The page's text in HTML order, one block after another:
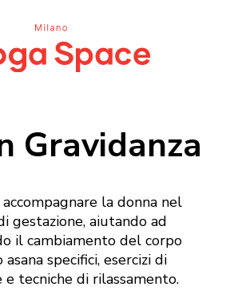
Gravidanza
la donna nel
gestazione, aiutando ad
il cambiamento del corpo
specifici, esercizi di
e tecniche di rilassamento.